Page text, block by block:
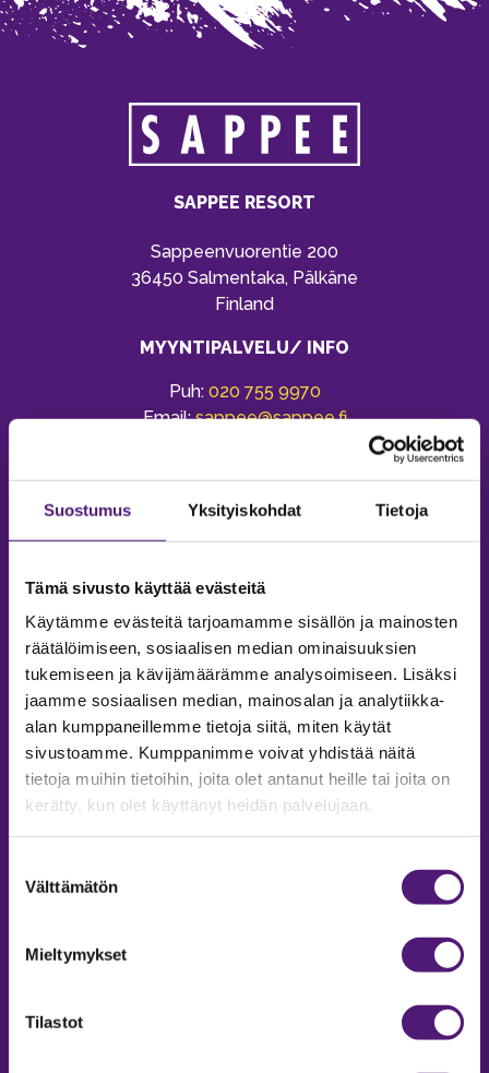
Suostumus Yksityiskohdat Tietoja
Tämä sivusto käyttää evästeitä
Käytämme evästeitä tarjoamamme sisällön ja mainosten
räätälöimiseen, sosiaalisen median ominaisuuksien
tukemiseen ja kävijämäärämme analysoimiseen. Lisäksi
jaamme sosiaalisen median, mainosalan ja analytiikka-
alan kumppaneillemme tietoja siitä, miten käytät
sivustoamme. Kumppanimme voivat yhdistää näitä
tietoja muihin tietoihin, joita olet antanut heille tai joita on
kerätty, kun olet käyttänyt heidän palvelujaan.
valinta
Välttämätön
Mieltymykset
Tilastot
SAPPEE RESORT
Sappeenvuorentie 200
36450 Salmentaka, Pälkäne
Finland
MYYNTIPALVELU/ INFO
Puh: 020 755 9970
Email:sappee@sappee.fi
MAJOITUS
Tiedustelut & Varaukset